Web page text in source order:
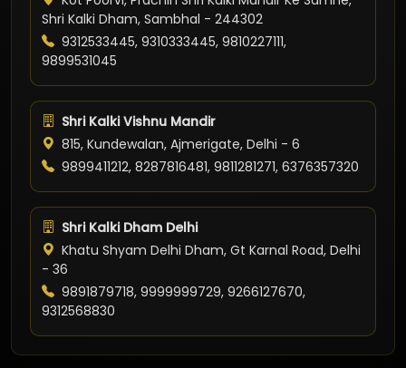
Shri Kalki Dham, Sambhal - 244302
9312533445, 9310333445, 9810227111,
9899531045
Shri Kalki Vishnu Mandir
815, Kundewalan, Ajmerigate, Delhi - 6
9899411212, 8287816481, 9811281271, 6376357320
Shri Kalki Dham Delhi
Khatu Shyam Delhi Dham, Gt Karnal Road, Delhi
- 36
9891879718, 9999999729, 9266127670,
9312568830